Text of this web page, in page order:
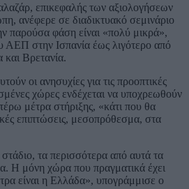
επικεφαλής των αξιολογήσεων
ανέφερε σε διαδικτυακό σεμινάριο
παρούσα φάση είναι «πολύ μικρά»,
ΑΕΠ στην Ισπανία έως λιγότερο από
Βρετανία.
οι ανησυχίες για τις προοπτικές
χώρες ενδέχεται να υποχρεωθούν
μέτρα στήριξης, «κάτι που θα
επιπτώσεις, μεσοπρόθεσμα, στα
τα περισσότερα από αυτά τα
Η μόνη χώρα που πραγματικά έχει
είναι η Ελλάδα», υπογράμμισε ο